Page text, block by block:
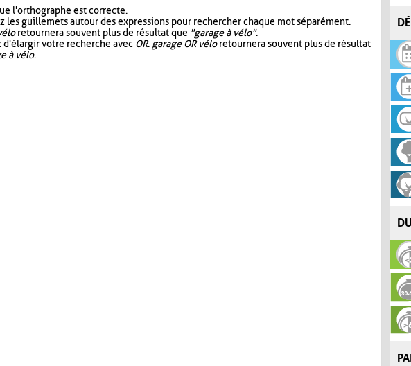
l'orthographe est correcte.
les guillemets autour des expressions pour rechercher chaque mot séparément.
retournera souvent plus de résultat que "garage à vélo".
d'élargir votre recherche avec OR. garage OR véloretournera souvent plus de résultat
à vélo.